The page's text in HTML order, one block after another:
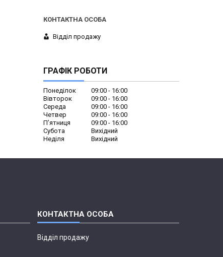
Відділ продажу
ГРАФІК РОБОТИ
Понеділок 09:00
16:00
Вівторок
09:00
16:00
Середа
09:00
16:00
Четвер
09:00
16:00
Пʼятниця
09:00
16:00
Субота
Вихідний
Неділя
Вихідний
Відділ продажу